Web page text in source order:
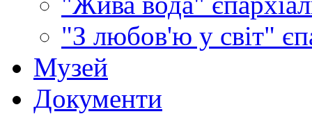
"З любов'ю у світ"
Музей
Документи